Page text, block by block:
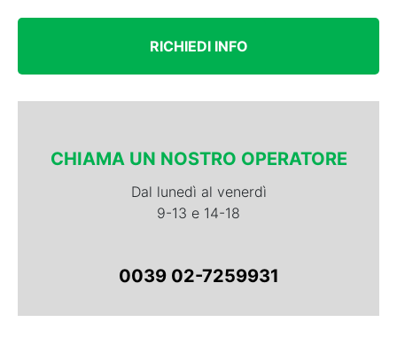
RICHIEDI INFO
CHIAMA UN NOSTRO OPERATORE
Dal lunedì al venerdì
9-13 e 14-18
0039 02-7259931